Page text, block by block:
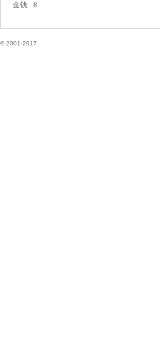
金钱
8
© 2001-2017